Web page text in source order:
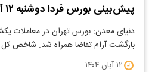
پیش­‌بینی بورس فردا دوشنبه ۱۲ آبان ۱۴۰۴
دنیای معدن: بورس تهران در معاملات
بازگشت آرام تقاضا همراه شد. شاخص کل بیش از
۱۲ آبان ۱۴۰۴